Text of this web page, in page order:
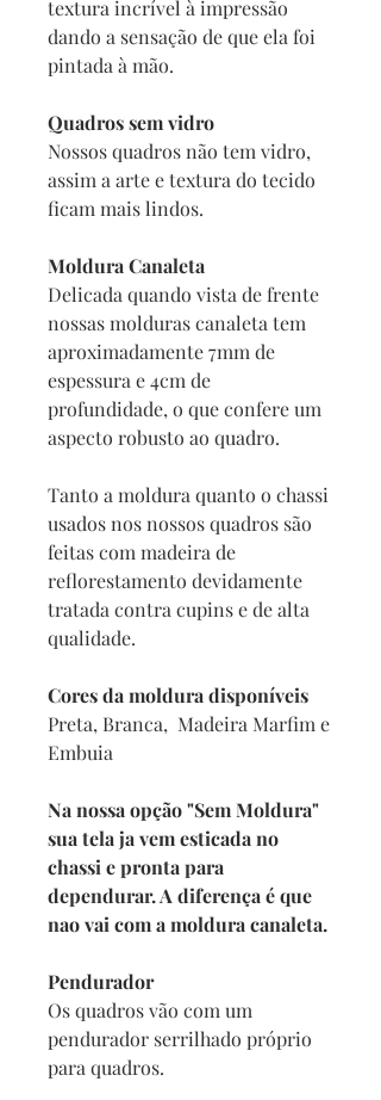
textura incrível à impressão
dando a sensação de que ela foi
pintada à mão.
Quadros sem vidro
Nossos quadros não tem vidro,
assim a arte e textura do tecido
ficam mais lindos.
Moldura Canaleta
Delicada quando vista de frente
nossas molduras canaleta tem
aproximadamente 7mm de
espessura e 4cm de
profundidade, o que confere um
aspecto robusto ao quadro.
Tanto a moldura quanto o chassi
usados nos nossos quadros são
feitas com madeira de
reflorestamento devidamente
tratada contra cupins e de alta
qualidade.
Cores da moldura disponíveis
Preta, Branca, Madeira Marfim e
Embuia
Na nossa opção "Sem Moldura"
sua tela ja vem esticada no
chassi e pronta para
dependurar. A diferença é que
nao vai com a moldura canaleta.
Pendurador
Os quadros vão com um
pendurador serrilhado próprio
para quadros.